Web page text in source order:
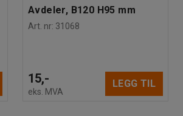
Avdeler, B120 H95 mm
Art. nr: 31068
15,-
eks. MVA
LEGG TIL